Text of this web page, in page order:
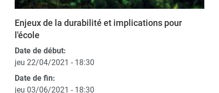
Enjeux de la durabilité et implications pour
l'école
Date de début:
jeu 22/04/2021 - 18:30
Date de fin:
jeu 03/06/2021 - 18:30